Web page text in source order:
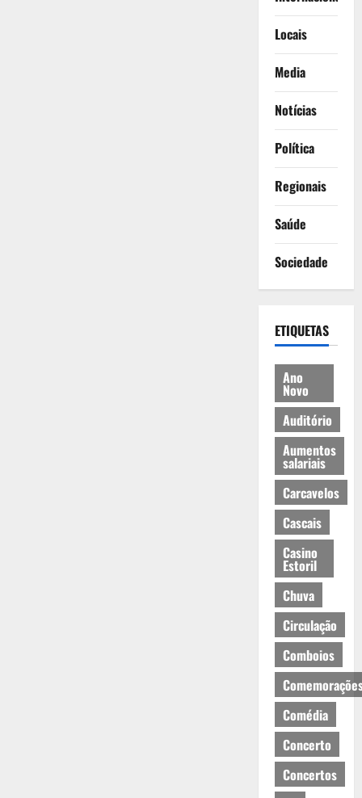
Locais
Media
Notícias
Política
Regionais
Saúde
Sociedade
ETIQUETAS
Ano
Novo
Auditório
Aumentos
salariais
Carcavelos
Cascais
Casino
Estoril
Chuva
Circulação
Comboios
Comédia
Concerto
Concertos